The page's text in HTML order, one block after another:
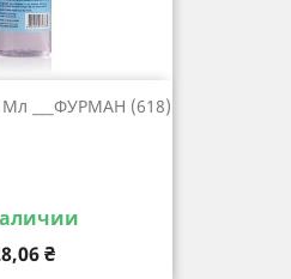
Мл ___ФУРМАН (618)
₴